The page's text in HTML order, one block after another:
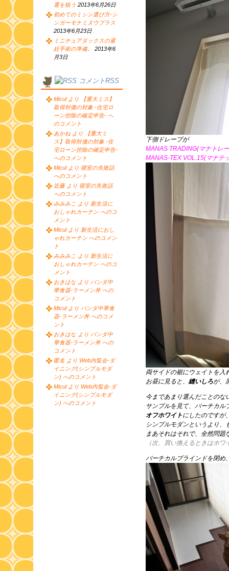
下側ドレープが
MANAS TRADING(マナトレ
MANAS-TEX VOL.15(マナテ
両サイドの裾にウェイトを入
お昼に見ると、 縫いしろが、
今まであまり選んだことのな
サンプルを見て、バーチカル
オフホワイトにしたのですが
シンプルモダンというより、
まあそれはそれで、全然問題
（次、買い換えるときはホ
バーチカルブラインドを閉め
選を狙う 2013年6月26日
初めてのミシン選び方-シ
ンガーモナミヌウプラス
2013年6月23日
ミニチュアダックスの避
妊手術の準備。
2013年6
月3日
コメントRSS
Micul より 【重大ミス】
取得対価の対象 -住宅ロ
ーン控除の確定申告- へ
のコメント
あかね より 【重大ミ
ス】取得対価の対象 -住
宅ローン控除の確定申告-
へのコメント
Micul より 寝室の失敗話
へのコメント
近藤 より 寝室の失敗話
へのコメント
みみみこ より 新生活に
おしゃれカーテン へのコ
メント
Micul より 新生活におし
ゃれカーテン へのコメン
ト
みみみこ より 新生活に
おしゃれカーテン へのコ
メント
おきはな より パンダ中
華食器-ラーメン丼 への
コメント
Micul より パンダ中華食
器-ラーメン丼 へのコメ
ント
おきはな より パンダ中
華食器-ラーメン丼 への
コメント
匿名 より Web内覧会-ダ
イニング(シンプルモダ
ン) へのコメント
Micul より Web内覧会-ダ
イニング(シンプルモダ
ン) へのコメント